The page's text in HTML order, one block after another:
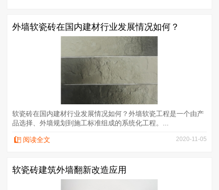
外墙软瓷砖在国内建材行业发展情况如何？
软瓷砖在国内建材行业发展情况如何？外墙软瓷工程是一个由产
品选择、外墙规划到施工标准组成的系统化工程。...
阅读全文 2020-11-05
软瓷砖建筑外墙翻新改造应用